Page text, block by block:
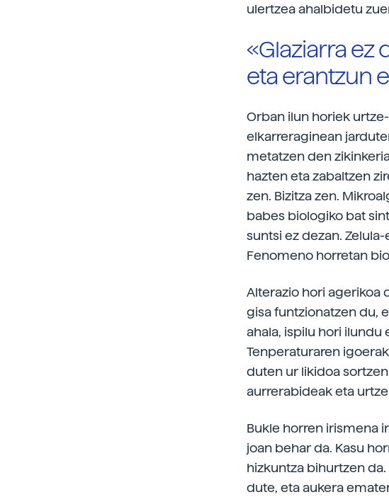
ulertzea ahalbidetu
«Glaziarra ez
eta erantzun
Orban ilun horiek
elkarreraginean
metatzen den
hazten eta zabaltzen
zen. Bizitza zen.
babes biologiko bat
suntsi ez dezan.
Fenomeno horretan
Alterazio hori agerikoa
gisa funtzionatzen du,
ahala, ispilu hori
Tenperaturaren
duten ur likidoa
aurrerabideak eta
Bukle horren irismena
joan behar da. Kasu
hizkuntza bihurtzen
dute, eta aukera